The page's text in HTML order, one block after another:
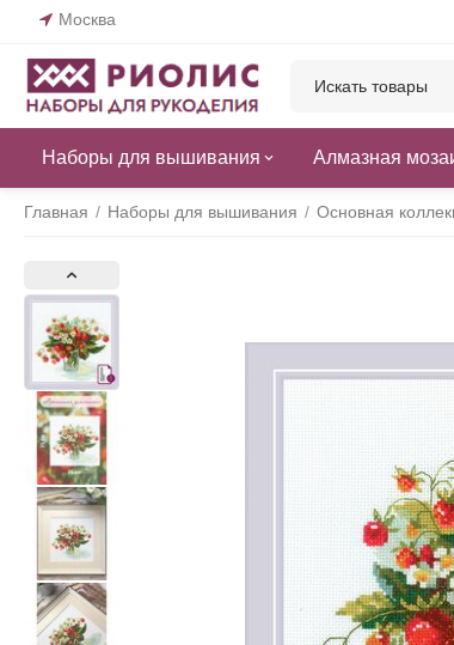
Москва
Наборы для вышивания Алмазная
Главная / Наборы для вышивания / Основная